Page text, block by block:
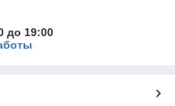
до 19:00